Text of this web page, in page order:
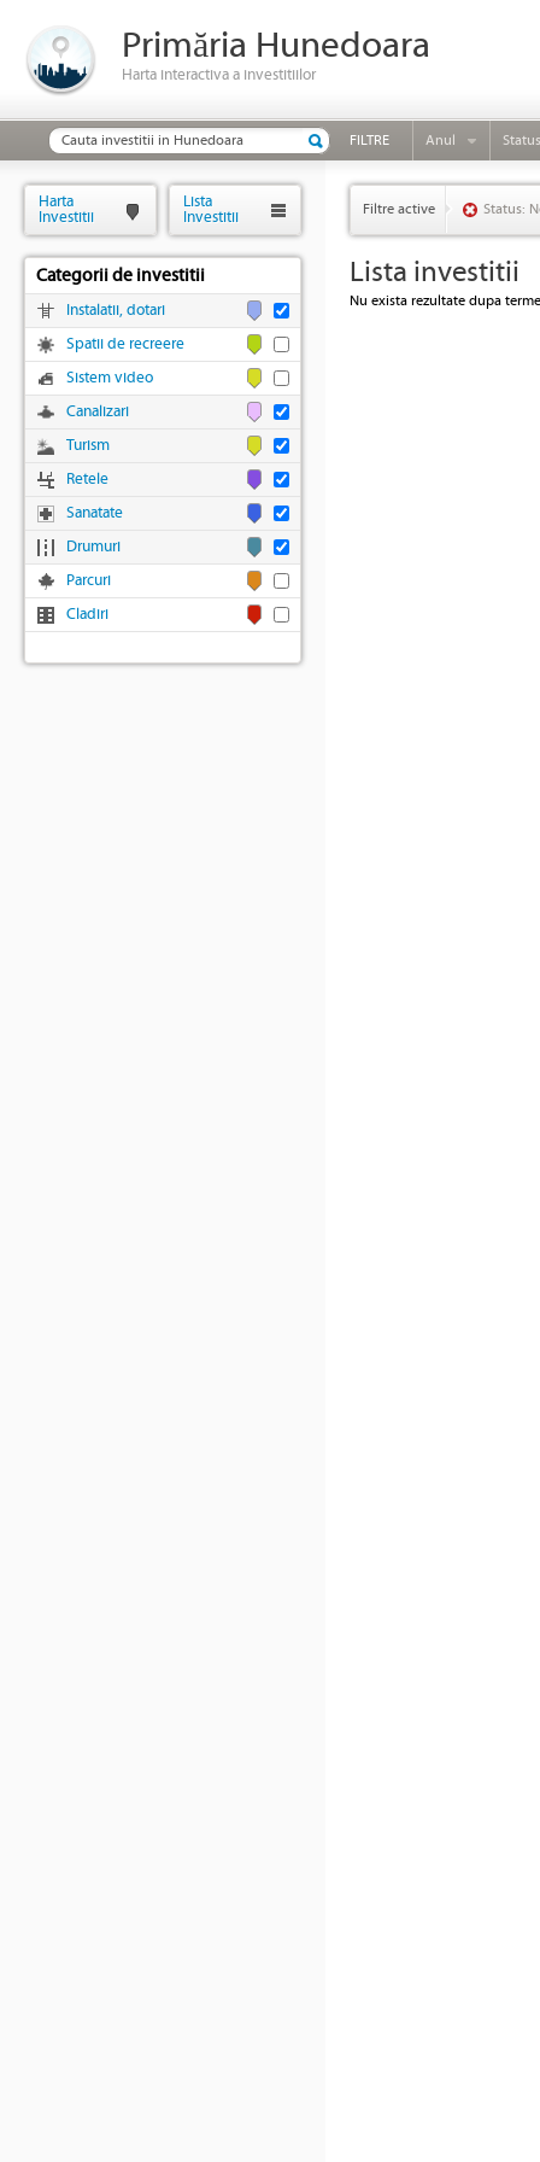
Primăria Hunedoara
Harta interactiva a investitiilor
FILTRE Anul Status
Filtre active Status:
Lista investitii
Nu exista rezultate dupa
Harta
Investitii
Lista
Investitii
Categorii de investitii
Instalatii, dotari
Spatii de recreere
Sistem video
Canalizari
Turism
Retele
Sanatate
Drumuri
Parcuri
Cladiri